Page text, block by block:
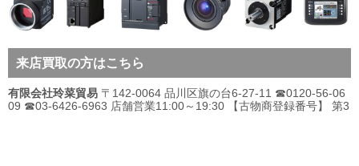
来店買取の方はこちら
有限会社玲菜貿易 〒142-0064 品川区旗の台6-27-11 ☎0120-56-06
09 ☎03-6426-6963 店舗営業11:00～19:30 【古物商登録番号】 第3